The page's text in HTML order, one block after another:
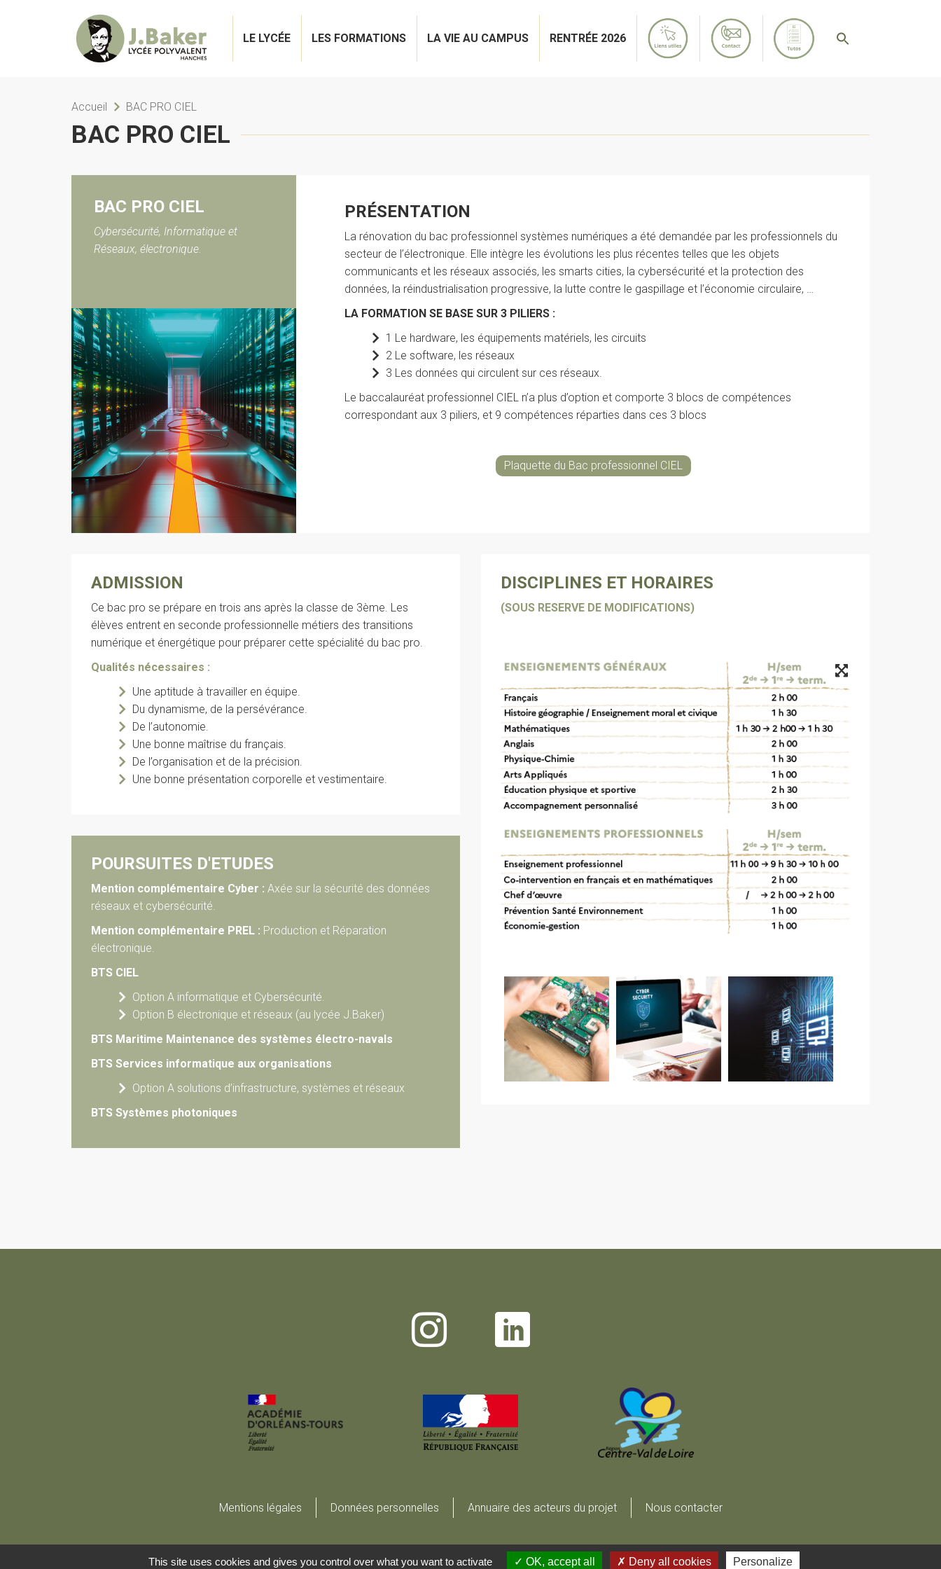
LE LYCÉE LES FORMATIONS LA VIE AU CAMPUS RENTRÉE 2026
Accueil BAC PRO CIEL
BAC PRO CIEL
BAC PRO CIEL
Cybersécurité, Informatique et
Réseaux, électronique.
PRÉSENTATION
La rénovation du bac professionnel systèmes numériques a été demandée par les professionnels du
secteur de l’électronique. Elle intègre les évolutions les plus récentes telles que les objets
communicants et les réseaux associés, les smarts cities, la cybersécurité et la protection des
données, la réindustrialisation progressive, la lutte contre le gaspillage et l’économie circulaire, …
LA FORMATION SE BASE SUR 3 PILIERS :
1 Le hardware, les équipements matériels, les circuits
2 Le software, les réseaux
3 Les données qui circulent sur ces réseaux.
Le baccalauréat professionnel CIEL n’a plus d’option et comporte 3 blocs de compétences
correspondant aux 3 piliers, et 9 compétences réparties dans ces 3 blocs
Plaquette du Bac professionnel CIEL
ADMISSION
Ce bac pro se prépare en trois ans après la classe de 3ème. Les
élèves entrent en seconde professionnelle métiers des transitions
numérique et énergétique pour préparer cette spécialité du bac pro.
Qualités nécessaires :
Une aptitude à travailler en équipe.
Du dynamisme, de la persévérance.
De l’autonomie.
Une bonne maîtrise du français.
De l’organisation et de la précision.
Une bonne présentation corporelle et vestimentaire.
POURSUITES D'ETUDES
Mention complémentaire Cyber : Axée sur la sécurité des données
réseaux et cybersécurité.
Mention complémentaire PREL : Production et Réparation
électronique.
BTS CIEL
Option A informatique et Cybersécurité.
Option B électronique et réseaux (au lycée J.Baker)
BTS Maritime Maintenance des systèmes électro-navals
BTS Services informatique aux organisations
Option A solutions d’infrastructure, systèmes et réseaux
BTS Systèmes photoniques
DISCIPLINES ET HORAIRES
(SOUS RESERVE DE MODIFICATIONS)
Mentions légales Données personnelles Annuaire des acteurs du projet Nous contacter
This site uses cookies and gives you control over what you want to activate OK, accept all Deny all cookies Personalize